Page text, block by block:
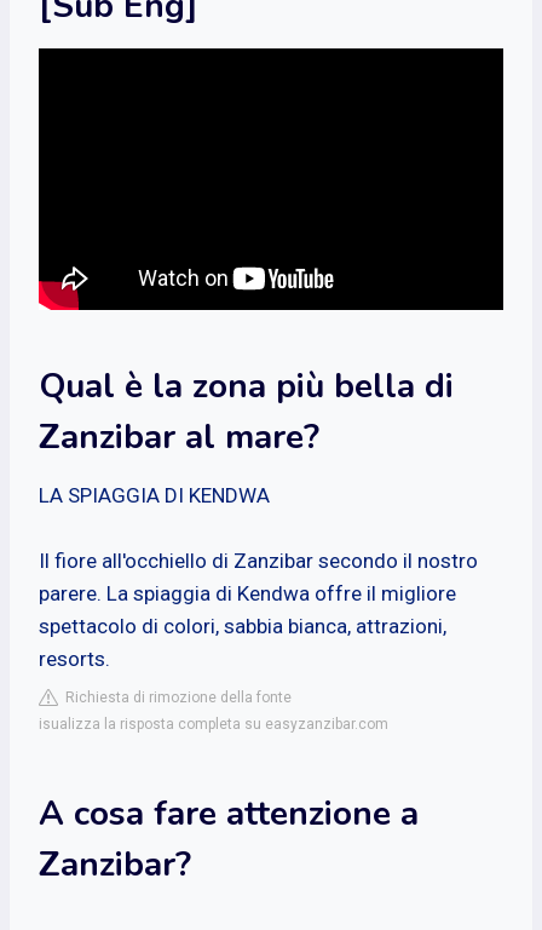
Qual è la zona più bella di
Zanzibar al mare?
LA SPIAGGIA DI KENDWA
Il fiore all'occhiello di Zanzibar secondo il nostro
parere. La spiaggia di Kendwa offre il migliore
spettacolo di colori, sabbia bianca, attrazioni,
resorts.
Richiesta di rimozione della fonte
isualizza la risposta completa su easyzanzibar.com
A cosa fare attenzione a
Zanzibar?